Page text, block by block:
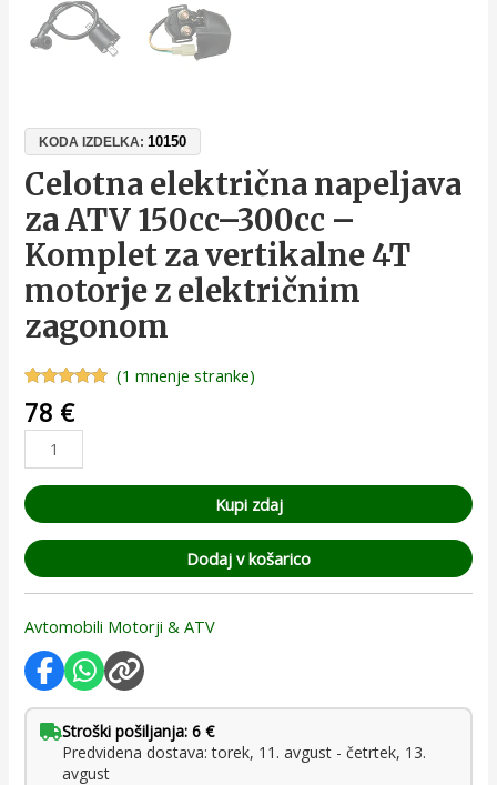
KODA IZDELKA:10150
Celotna električna napeljava
za ATV 150cc–300cc –
Komplet za vertikalne 4T
motorje z električnim
zagonom
5.00 od 5
na podlagi
ocene
(1 mnenje stranke)
78 €
Kupi zdaj
Dodaj v košarico
Avtomobili Motorji & ATV
Stroški pošiljanja: 6 €
Predvidena dostava: torek, 11. avgust - četrtek, 13.
avgust